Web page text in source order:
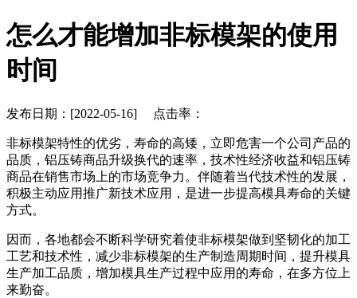
怎么才能增加非标模架的使用
时间
发布日期：[2022-05-16] 点击率：
非标模架特性的优劣，寿命的高矮，立即危害一个公司产品的
品质，铝压铸商品升级换代的速率，技术性经济收益和铝压铸
商品在销售市场上的市场竞争力。伴随着当代技术性的发展，
积极主动应用推广新技术应用，是进一步提高模具寿命的关键
方式。
因而，各地都会不断科学研究着使非标模架做到坚韧化的加工
工艺和技术性，减少非标模架的生产制造周期时间，提升模具
生产加工品质，增加模具生产过程中应用的寿命，在多方位上
来勤奋。